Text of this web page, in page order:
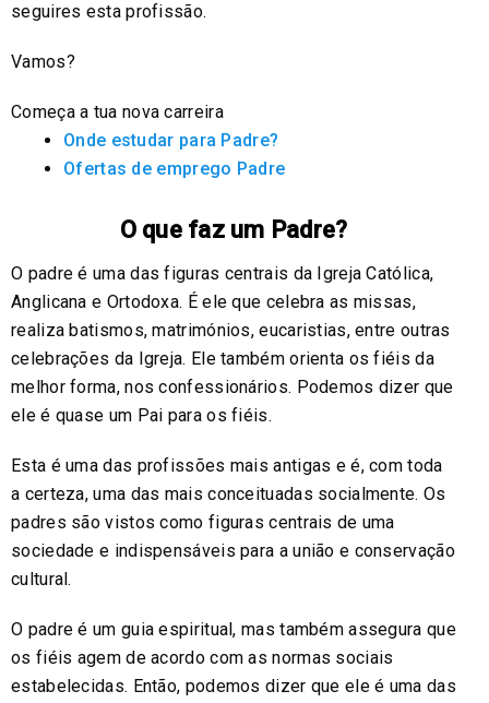
seguires esta profissão.
Vamos?
Começa a tua nova carreira
Onde estudar para Padre?
Ofertas de emprego Padre
O que faz um Padre?
O padre é uma das figuras centrais da Igreja Católica,
Anglicana e Ortodoxa. É ele que celebra as missas,
realiza batismos, matrimónios, eucaristias, entre outras
celebrações da Igreja. Ele também orienta os fiéis da
melhor forma, nos confessionários. Podemos dizer que
ele é quase um Pai para os fiéis.
Esta é uma das profissões mais antigas e é, com toda
a certeza, uma das mais conceituadas socialmente. Os
padres são vistos como figuras centrais de uma
sociedade e indispensáveis para a união e conservação
cultural.
O padre é um guia espiritual, mas também assegura que
os fiéis agem de acordo com as normas sociais
estabelecidas. Então, podemos dizer que ele é uma das